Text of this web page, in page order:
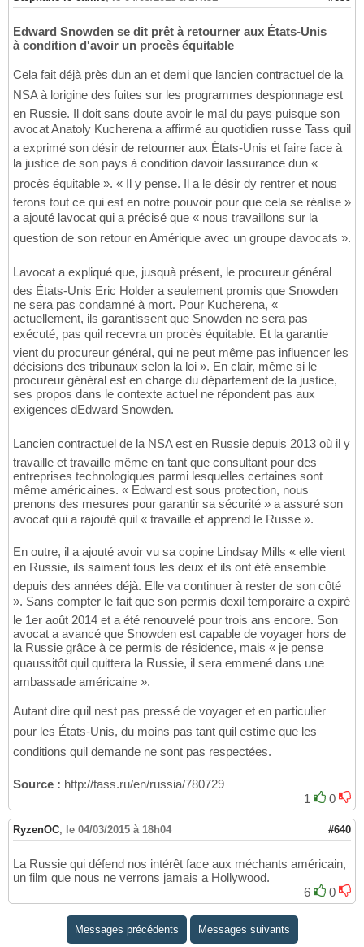
Edward Snowden se dit prêt à retourner aux États-Unis
à condition d'avoir un procès équitable
Cela fait déjà près dun an et demi que lancien contractuel de la
NSA à lorigine des fuites sur les programmes despionnage est
en Russie. Il doit sans doute avoir le mal du pays puisque son
avocat Anatoly Kucherena a affirmé au quotidien russe Tass quil
a exprimé son désir de retourner aux États-Unis et faire face à
la justice de son pays à condition davoir lassurance dun «
procès équitable ». « Il y pense. Il a le désir dy rentrer et nous
ferons tout ce qui est en notre pouvoir pour que cela se réalise »
a ajouté lavocat qui a précisé que « nous travaillons sur la
question de son retour en Amérique avec un groupe davocats ».
Lavocat a expliqué que, jusquà présent, le procureur général
des États-Unis Eric Holder a seulement promis que Snowden
ne sera pas condamné à mort. Pour Kucherena, «
actuellement, ils garantissent que Snowden ne sera pas
exécuté, pas quil recevra un procès équitable. Et la garantie
vient du procureur général, qui ne peut même pas influencer les
décisions des tribunaux selon la loi ». En clair, même si le
procureur général est en charge du département de la justice,
ses propos dans le contexte actuel ne répondent pas aux
exigences dEdward Snowden.
Lancien contractuel de la NSA est en Russie depuis 2013 où il y
travaille et travaille même en tant que consultant pour des
entreprises technologiques parmi lesquelles certaines sont
même américaines. « Edward est sous protection, nous
prenons des mesures pour garantir sa sécurité » a assuré son
avocat qui a rajouté quil « travaille et apprend le Russe ».
En outre, il a ajouté avoir vu sa copine Lindsay Mills « elle vient
en Russie, ils saiment tous les deux et ils ont été ensemble
depuis des années déjà. Elle va continuer à rester de son côté
». Sans compter le fait que son permis dexil temporaire a expiré
le 1er août 2014 et a été renouvelé pour trois ans encore. Son
avocat a avancé que Snowden est capable de voyager hors de
la Russie grâce à ce permis de résidence, mais « je pense
quaussitôt quil quittera la Russie, il sera emmené dans une
ambassade américaine ».
Autant dire quil nest pas pressé de voyager et en particulier
pour les États-Unis, du moins pas tant quil estime que les
conditions quil demande ne sont pas respectées.
Source : http://tass.ru/en/russia/780729
1
0
RyzenOC, le 04/03/2015 à 18h04 #640
La Russie qui défend nos intérêt face aux méchants américain,
un film que nous ne verrons jamais a Hollywood.
6
0
Messages précédents Messages suivants